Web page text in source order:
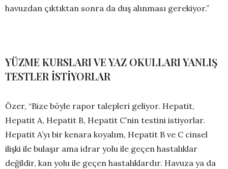
havuzdan çıktıktan sonra da duş alınması gerekiyor.”
YÜZME KURSLARI VE YAZ OKULLARI YANLIŞ
TESTLER İSTİYORLAR
Özer, “Bize böyle rapor talepleri geliyor. Hepatit,
Hepatit A, Hepatit B, Hepatit C’nin testini istiyorlar.
Hepatit A’yı bir kenara koyalım, Hepatit B ve C cinsel
ilişki ile bulaşır ama idrar yolu ile geçen hastalıklar
değildir, kan yolu ile geçen hastalıklardır. Havuza ya da